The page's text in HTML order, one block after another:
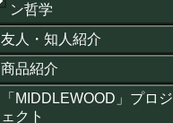
ン哲学
友人・知人紹介
商品紹介
「MIDDLEWOOD」プロジ
ェクト